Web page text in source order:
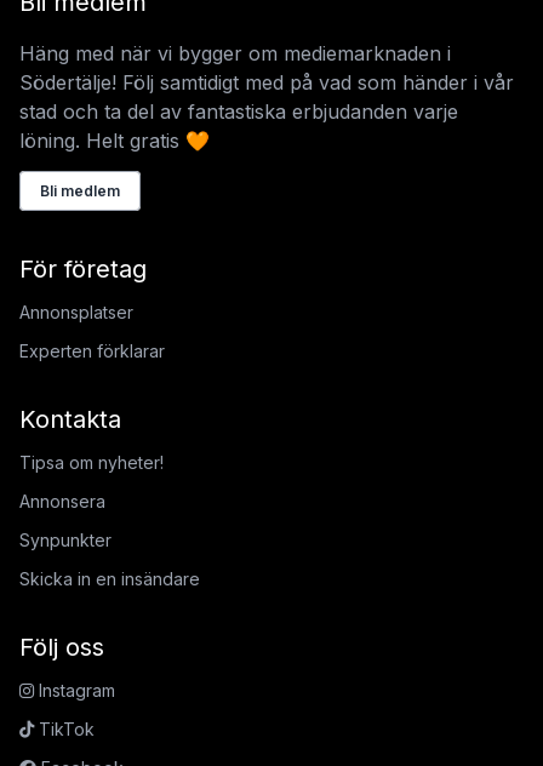
Häng med när vi bygger om mediemarknaden i
Södertälje! Följ samtidigt med på vad som händer i vår
stad och ta del av fantastiska erbjudanden varje
löning. Helt gratis 🧡
Bli medlem
För företag
Annonsplatser
Experten förklarar
Kontakta
Tipsa om nyheter!
Annonsera
Synpunkter
Skicka in en insändare
Följ oss
Instagram
TikTok